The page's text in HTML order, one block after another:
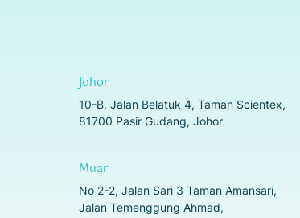
Johor
10-B, Jalan Belatuk 4, Taman Scientex,
81700 Pasir Gudang, Johor
Muar
No 2-2, Jalan Sari 3 Taman Amansari,
Jalan Temenggung Ahmad,